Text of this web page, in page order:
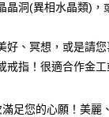
晶洞(異相水晶類)，
好、冥想，或是請
戒指！很適合作金工
足您的心願！美麗